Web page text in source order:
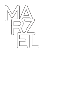
フィ
デザ
ナー